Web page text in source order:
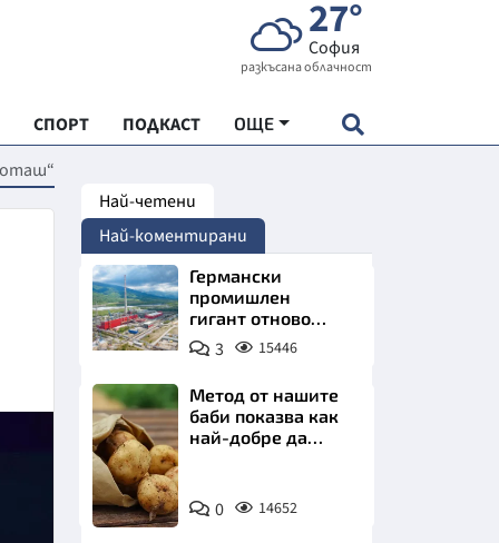
27°
София
разкъсана облачност
СПОРТ ПОДКАСТ ОЩЕ
"ЧУДЕСАТА НА БЪЛГАРИЯ"
ХРАНА
ИКОНОМИКА
Най-четени
Най-коментирани
Германски
промишлен
гигант отново
позлатява наш
град
3 15446
Снимка:
Пиксабей
Метод от нашите
баби показва как
най-добре да
0 14652